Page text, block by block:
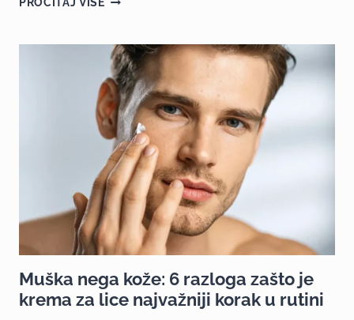
Muška nega kože: 6 razloga zašto je
krema za lice najvažniji korak u rutini